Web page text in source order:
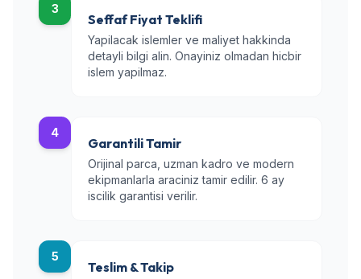
3
Seffaf Fiyat Teklifi
Yapilacak islemler ve maliyet hakkinda
detayli bilgi alin. Onayiniz olmadan hicbir
islem yapilmaz.
4
Garantili Tamir
Orijinal parca, uzman kadro ve modern
ekipmanlarla araciniz tamir edilir. 6 ay
iscilik garantisi verilir.
5
Teslim & Takip